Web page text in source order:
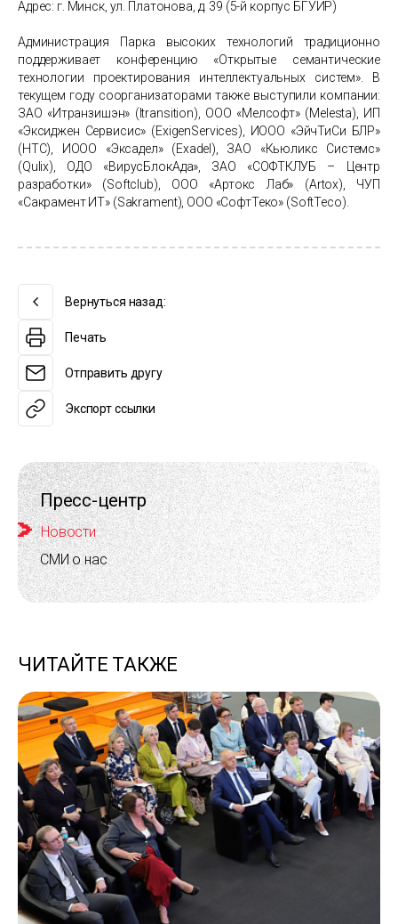
Пресс-центр
Новости
СМИ о нас
ЧИТАЙТЕ ТАКЖЕ
Адрес: г. Минск, ул. Платонова, д. 39 (5-й корпус БГУИР)
Администрация Парка высоких технологий традиционно
поддерживает конференцию «Открытые семантические
технологии проектирования интеллектуальных систем». В
текущем году соорганизаторами также выступили компании:
ЗАО «Итранзишэн» (Itransition), ООО «Мелсофт» (Melesta), ИП
«Эксиджен Сервисис» (ExigenServices), ИООО «ЭйчТиСи БЛР»
(HTC), ИООО «Эксадел» (Exadel ), ЗАО «Кьюликс Системс»
(Qulix), ОДО «ВирусБлокАда», ЗАО «СОФТКЛУБ – Центр
разработки» (Softclub), ООО «Артокс Лаб» (Artox), ЧУП
«Сакрамент ИТ» (Sakrament), ООО «СофтТеко» (SoftTeco).
Вернуться назад:
Печать
Отправить другу
Экспорт ссылки